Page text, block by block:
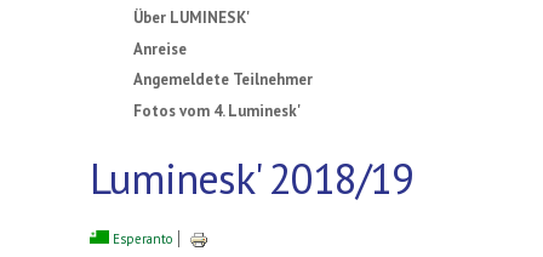
Über LUMINESK'
Anreise
Angemeldete Teilnehmer
Fotos vom 4. Luminesk'
Luminesk' 2018/19
Esperanto